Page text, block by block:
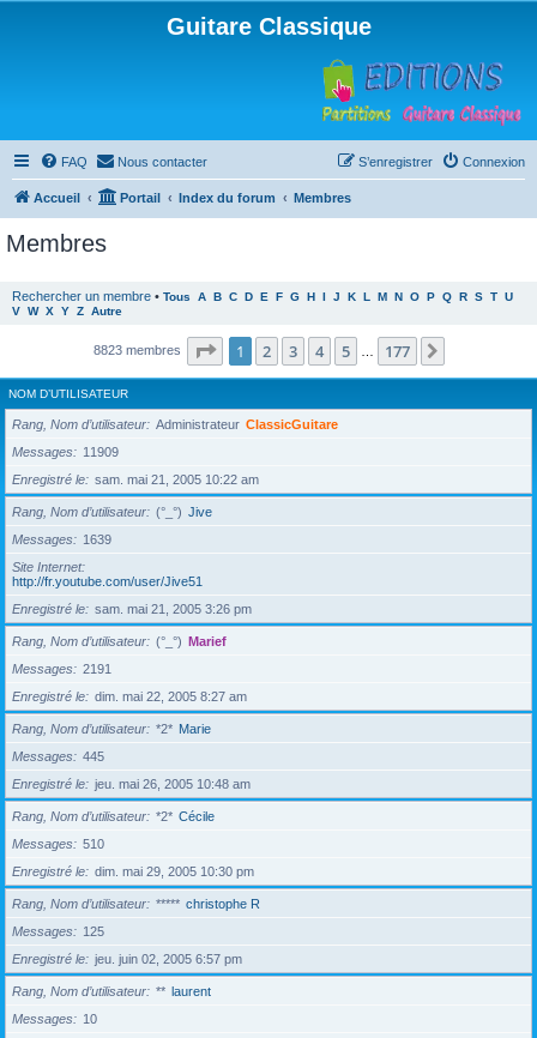
Guitare Classique
FAQ Nous contacter Connexion
S’enregistrer
Accueil Portail Index du forum Membres
Membres
Rechercher un membre • Tous A B C D E F G H I J K L M N O P Q R S T U
V W X Y Z Autre
8823 membres Page 1sur177
1 2 3 4 5 177
NOM D’UTILISATEUR
Rang, Nom d’utilisateur Administrateur ClassicGuitare
Messages
11909
Enregistré le
sam. mai 21, 2005 10:22 am
Rang, Nom d’utilisateur (°_°) Jive
Messages
1639
Site Internet
http://fr.youtube.com/user/Jive51
Enregistré le
sam. mai 21, 2005 3:26 pm
Rang, Nom d’utilisateur (°_°) Marief
Messages
2191
Enregistré le
dim. mai 22, 2005 8:27 am
Rang, Nom d’utilisateur *2* Marie
Messages
445
Enregistré le
jeu. mai 26, 2005 10:48 am
Rang, Nom d’utilisateur *2* Cécile
Messages
510
Enregistré le
dim. mai 29, 2005 10:30 pm
Rang, Nom d’utilisateur ***** christophe R
Messages
125
Enregistré le
jeu. juin 02, 2005 6:57 pm
Rang, Nom d’utilisateur ** laurent
Messages
10